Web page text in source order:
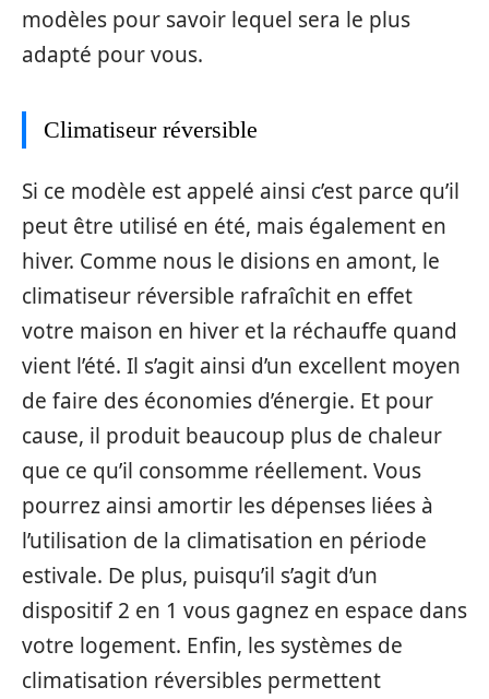
modèles pour savoir lequel sera le plus
adapté pour vous.
Climatiseur réversible
Si ce modèle est appelé ainsi c’est parce qu’il
peut être utilisé en été, mais également en
hiver. Comme nous le disions en amont, le
climatiseur réversible rafraîchit en effet
votre maison en hiver et la réchauffe quand
vient l’été. Il s’agit ainsi d’un excellent moyen
de faire des économies d’énergie. Et pour
cause, il produit beaucoup plus de chaleur
que ce qu’il consomme réellement. Vous
pourrez ainsi amortir les dépenses liées à
l’utilisation de la climatisation en période
estivale. De plus, puisqu’il s’agit d’un
dispositif 2 en 1 vous gagnez en espace dans
votre logement. Enfin, les systèmes de
climatisation réversibles permettent